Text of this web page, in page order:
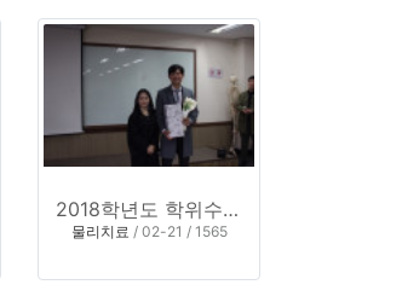
2018학년도 학위수여식 7
물리치료 / 02-21 / 1565